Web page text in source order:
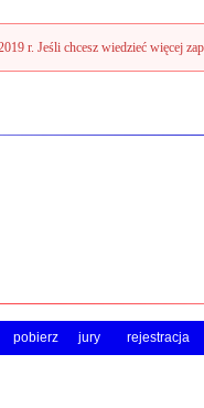
r. Jeśli chcesz wiedzieć więcej
pobierz jury rejestracja